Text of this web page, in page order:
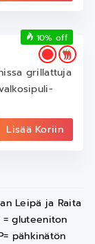
grillattuja
Lisää Koriin
10% off
Leipä ja Raita
gluteeniton
pähkinätön